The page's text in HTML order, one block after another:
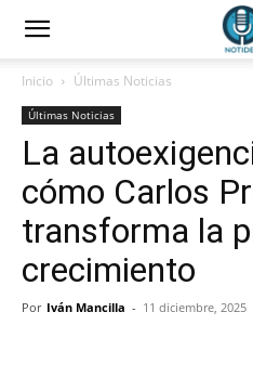
Inicio Últimas Noticias
Últimas Noticias
La
cómo Carlos
transforma la
crecimiento
Por Iván Mancilla - 11 diciembre, 2025